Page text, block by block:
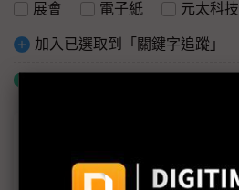
展會 電子紙 元太科技
加入已選取到「關鍵字追蹤」
友達擁抱兩大電子紙技術陣營